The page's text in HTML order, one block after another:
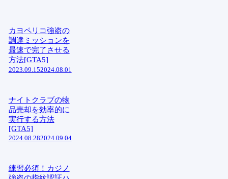
カヨペリコ強盗の
調達ミッションを
最速で完了させる
方法[GTA5]
2023.09.152024.08.01
ナイトクラブの物
品売却を効率的に
実行する方法
[GTA5]
2024.08.282024.09.04
練習必須！カジノ